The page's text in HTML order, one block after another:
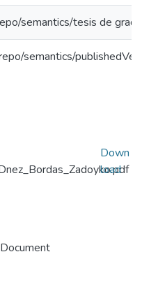
semantics/tesis de grado
semantics/
Down
load